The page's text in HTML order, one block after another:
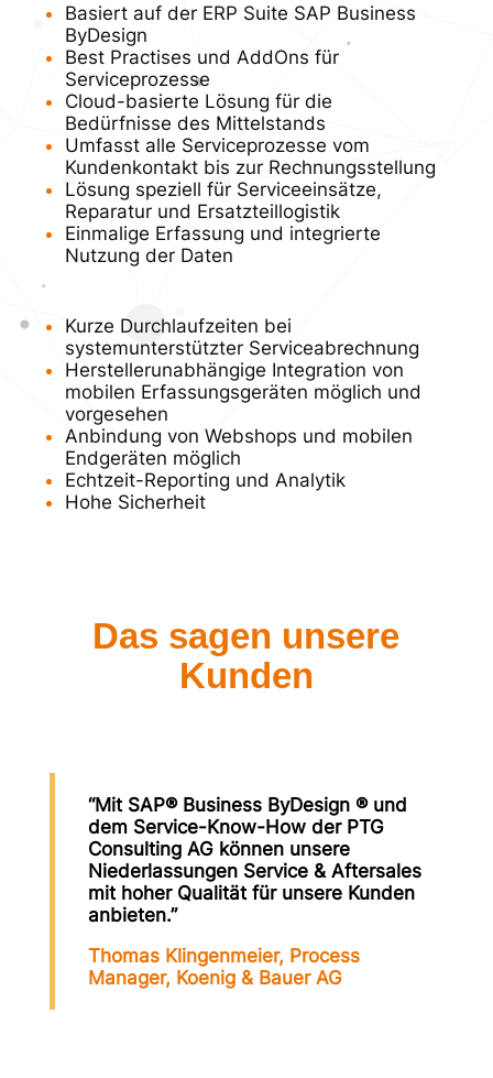
Basiert auf der ERP Suite SAP Business
ByDesign
Best Practises und AddOns für
Serviceprozesse
Cloud-basierte Lösung für die
Bedürfnisse des Mittelstands
Umfasst alle Serviceprozesse vom
Kundenkontakt bis zur Rechnungsstellung
Lösung speziell für Serviceeinsätze,
Reparatur und Ersatzteillogistik
Einmalige Erfassung und integrierte
Nutzung der Daten
Kurze Durchlaufzeiten bei
systemunterstützter Serviceabrechnung
Herstellerunabhängige Integration von
mobilen Erfassungsgeräten möglich und
vorgesehen
Anbindung von Webshops und mobilen
Endgeräten möglich
Echtzeit-Reporting und Analytik
Hohe Sicherheit
Das sagen unsere
Kunden
“Mit SAP® Business ByDesign ® und
dem Service-Know-How der PTG
Consulting AG können unsere
Niederlassungen Service & Aftersales
mit hoher Qualität für unsere Kunden
anbieten.”
Thomas Klingenmeier, Process
Manager, Koenig & Bauer AG